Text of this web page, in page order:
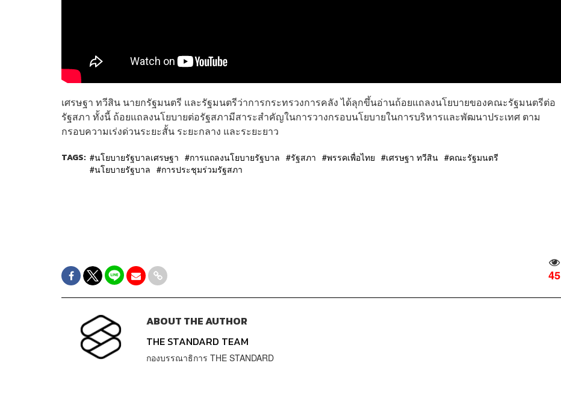
เศรษฐา ทวีสิน นายกรัฐมนตรี และรัฐมนตรีว่าการกระทรวงการคลัง ได้ลุกขึ้นอ่านถ้อยแถลงนโยบายของคณะรัฐมนตรีต่อ
รัฐสภา ทั้งนี้ ถ้อยแถลงนโยบายต่อรัฐสภามีสาระสำคัญในการวางกรอบนโยบายในการบริหารและพัฒนาประเทศ ตาม
กรอบความเร่งด่วนระยะสั้น ระยะกลาง และระยะยาว
TAGS: นโยบายรัฐบาลเศรษฐา การแถลงนโยบายรัฐบาล รัฐสภา พรรคเพื่อไทย เศรษฐา ทวีสิน
คณะรัฐมนตรี
นโยบายรัฐบาล
การประชุมร่วมรัฐสภา
45
ABOUT THE AUTHOR
THE STANDARD TEAM
กองบรรณาธิการ THE STANDARD